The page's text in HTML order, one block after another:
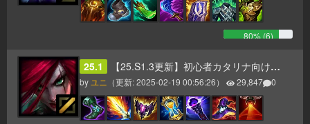
80% (6)
25.1 【25.S1.3更新】初心者カタリナ向け最新ビルドガイド！
by ユニ （更新:2025-02-19 00:56:26） 29,847 0